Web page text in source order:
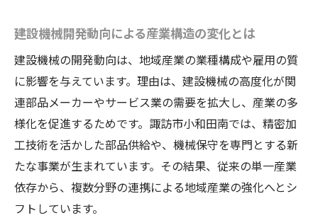
地域経済を支える建設機械開発の進化とは
建設機械の発展が地域経済を支える仕組み
建設機械開発で生まれる新たな雇用機会
建設機械と地域企業が共創する未来像
地域産業活性化に欠かせない建設機械の役
割
建設機械技術が牽引する地域経済の展望
建設機械イノベーションと産業競争力強化
建設機械開発動向による産業構造の変化とは
建設機械の開発動向は、地域産業の業種構成や雇用の質
に影響を与えています。理由は、建設機械の高度化が関
連部品メーカーやサービス業の需要を拡大し、産業の多
様化を促進するためです。諏訪市小和田南では、精密加
工技術を活かした部品供給や、機械保守を専門とする新
たな事業が生まれています。その結果、従来の単一産業
依存から、複数分野の連携による地域産業の強化へとシ
フトしています。